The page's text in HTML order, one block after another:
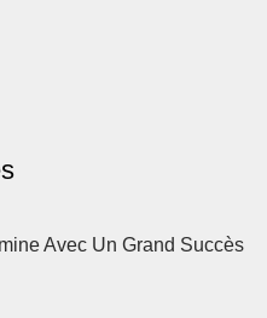
Avec Un Grand Succès